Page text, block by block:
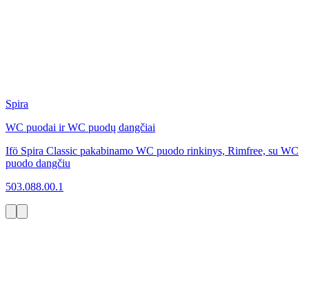
Spira
WC puodai ir WC puodų dangčiai
Ifö Spira Classic pakabinamo WC puodo rinkinys, Rimfree, su WC
puodo dangčiu
503.088.00.1